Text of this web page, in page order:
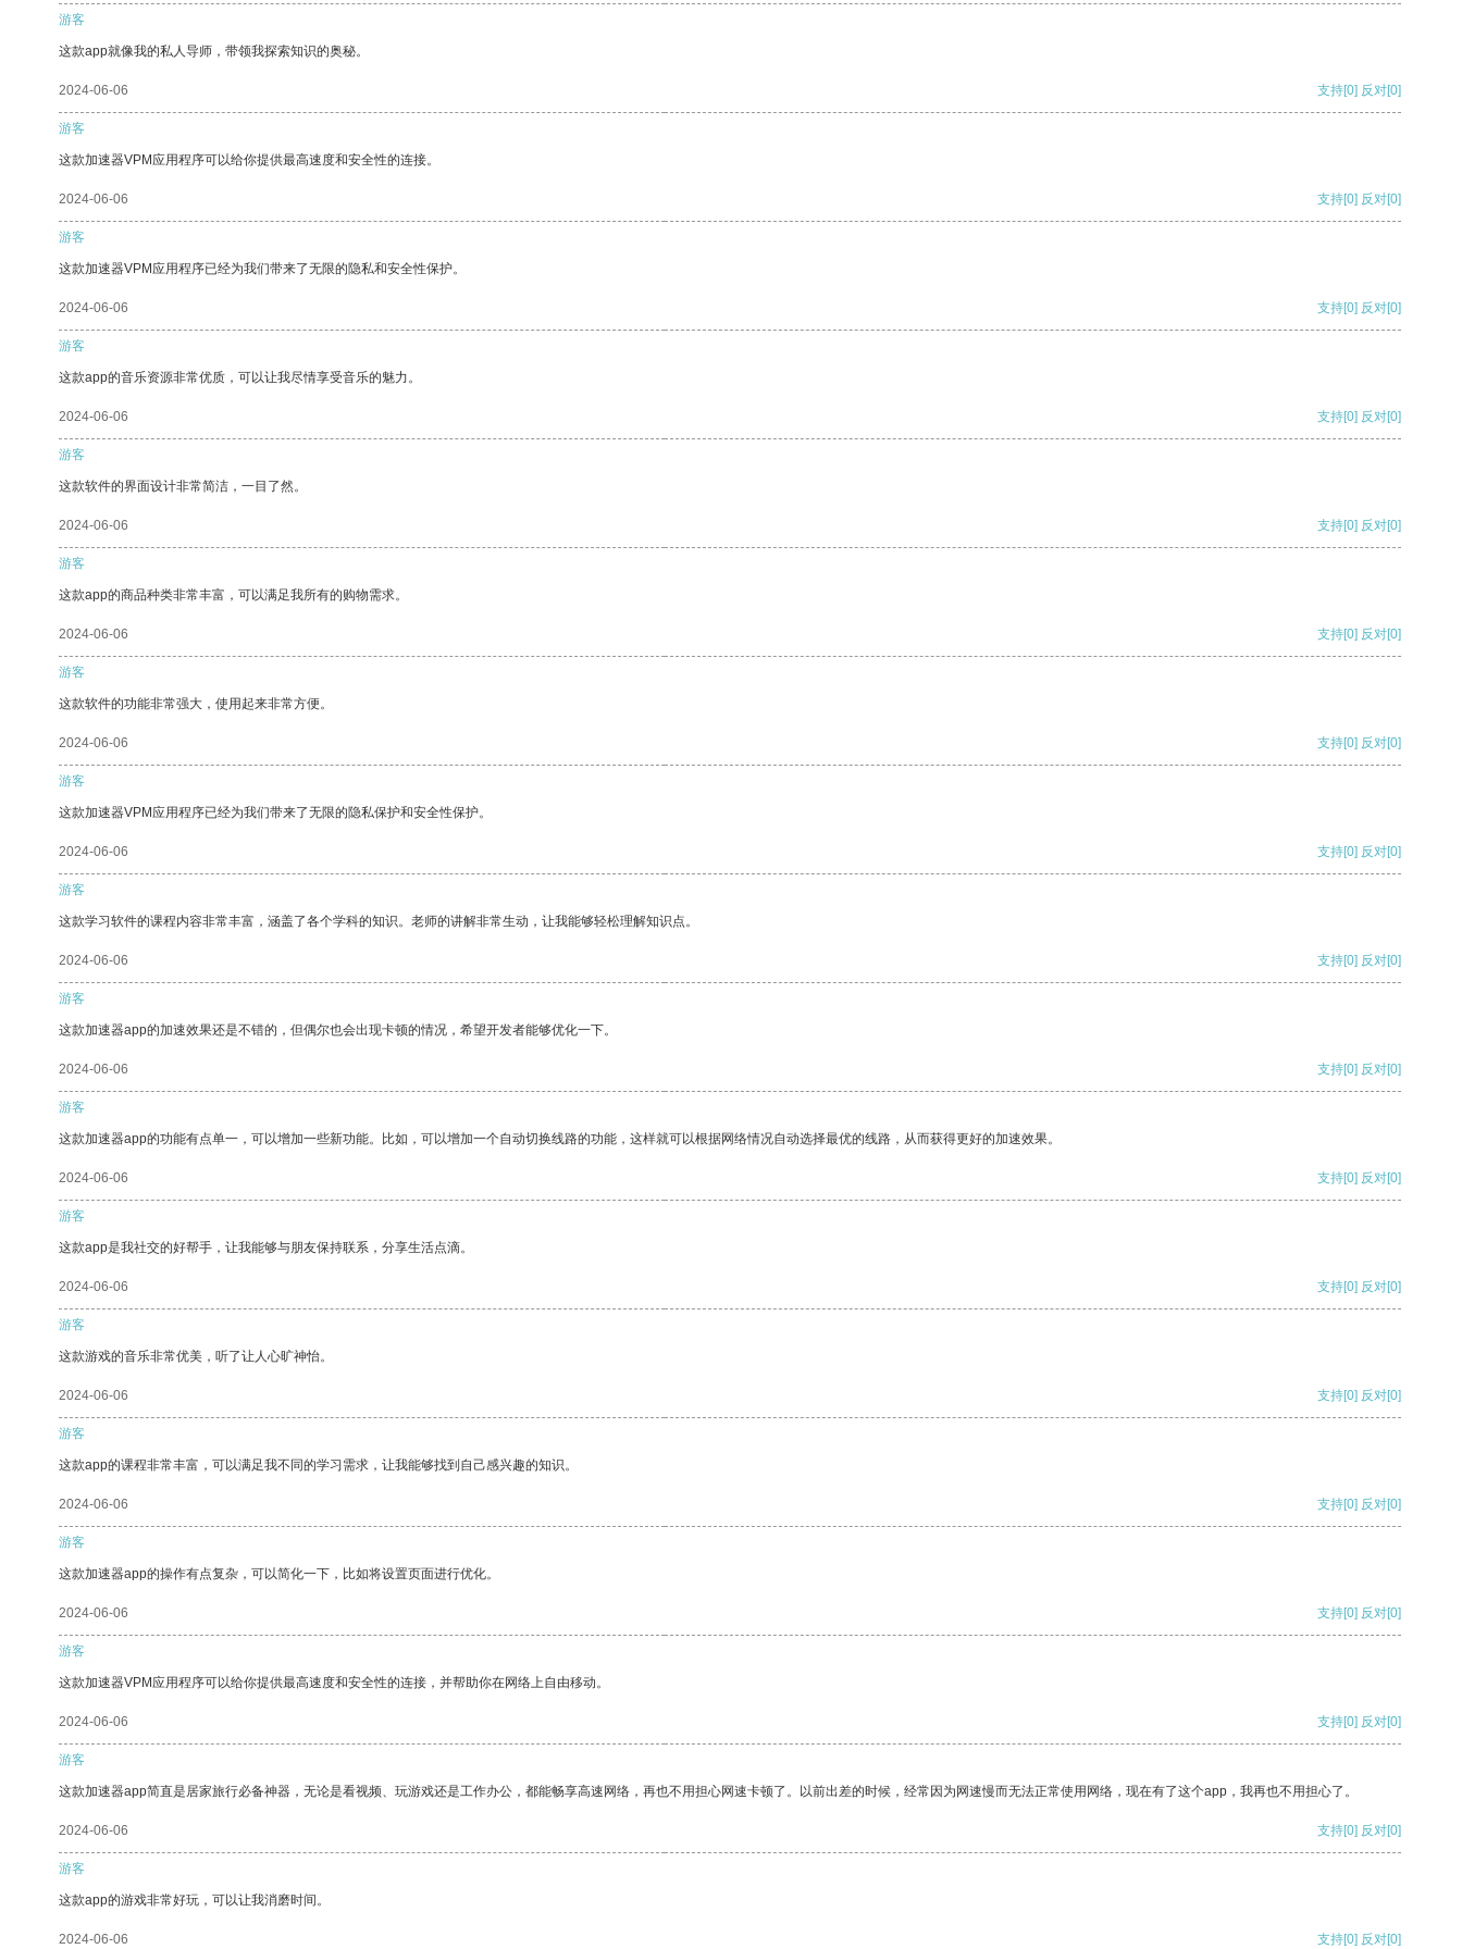
游客
这款app就像我的私人导师，带领我探索知识的奥秘。
2024-06-06 支持[0] 反对[0]
游客
这款加速器VPM应用程序可以给你提供最高速度和安全性的连接。
2024-06-06 支持[0] 反对[0]
游客
这款加速器VPM应用程序已经为我们带来了无限的隐私和安全性保护。
2024-06-06 支持[0] 反对[0]
游客
这款app的音乐资源非常优质，可以让我尽情享受音乐的魅力。
2024-06-06 支持[0] 反对[0]
游客
这款软件的界面设计非常简洁，一目了然。
2024-06-06 支持[0] 反对[0]
游客
这款app的商品种类非常丰富，可以满足我所有的购物需求。
2024-06-06 支持[0] 反对[0]
游客
这款软件的功能非常强大，使用起来非常方便。
2024-06-06 支持[0] 反对[0]
游客
这款加速器VPM应用程序已经为我们带来了无限的隐私保护和安全性保护。
2024-06-06 支持[0] 反对[0]
游客
这款学习软件的课程内容非常丰富，涵盖了各个学科的知识。老师的讲解非常生动，让我能够轻松理解知识点。
2024-06-06 支持[0] 反对[0]
游客
这款加速器app的加速效果还是不错的，但偶尔也会出现卡顿的情况，希望开发者能够优化一下。
2024-06-06 支持[0] 反对[0]
游客
这款加速器app的功能有点单一，可以增加一些新功能。比如，可以增加一个自动切换线路的功能，这样就可以根据网络情况自动选择最优的线路，从而获得更好的加速效果。
2024-06-06 支持[0] 反对[0]
游客
这款app是我社交的好帮手，让我能够与朋友保持联系，分享生活点滴。
2024-06-06 支持[0] 反对[0]
游客
这款游戏的音乐非常优美，听了让人心旷神怡。
2024-06-06 支持[0] 反对[0]
游客
这款app的课程非常丰富，可以满足我不同的学习需求，让我能够找到自己感兴趣的知识。
2024-06-06 支持[0] 反对[0]
游客
这款加速器app的操作有点复杂，可以简化一下，比如将设置页面进行优化。
2024-06-06 支持[0] 反对[0]
游客
这款加速器VPM应用程序可以给你提供最高速度和安全性的连接，并帮助你在网络上自由移动。
2024-06-06 支持[0] 反对[0]
游客
这款加速器app简直是居家旅行必备神器，无论是看视频、玩游戏还是工作办公，都能畅享高速网络，再也不用担心网速卡顿了。以前出差的时候，经常因为网速慢而无法正常使用网络，现在有了这个app，我再也不用担心了。
2024-06-06 支持[0] 反对[0]
游客
这款app的游戏非常好玩，可以让我消磨时间。
2024-06-06 支持[0] 反对[0]